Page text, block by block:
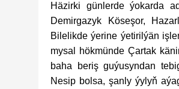
Häzirki günlerde ýokarda
Demirgazyk Köseşor,
Bilelikde ýerine ýetirilýän
mysal hökmünde Çartak
baha beriş guýusyndan
Nesip bolsa, şanly ýylyň